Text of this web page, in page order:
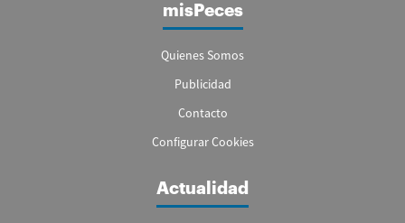
misPeces
Quienes Somos
Publicidad
Contacto
Configurar Cookies
Actualidad